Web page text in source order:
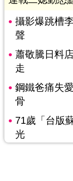
攝影爆跳槽
聲
蕭敬騰日料
走
鋼鐵爸痛失
骨
71歲「台版
光